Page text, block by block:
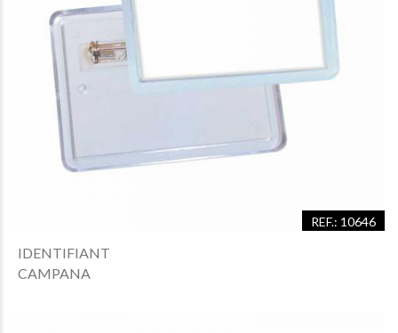
REF.: 10646
IDENTIFIANT
CAMPANA